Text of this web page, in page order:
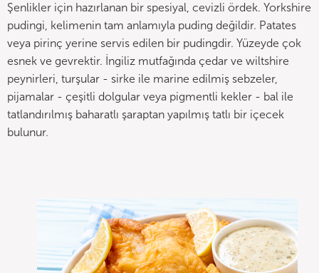
Şenlikler için hazırlanan bir spesiyal, cevizli ördek. Yorkshire
pudingi, kelimenin tam anlamıyla puding değildir. Patates
veya pirinç yerine servis edilen bir pudingdir. Yüzeyde çok
esnek ve gevrektir. İngiliz mutfağında çedar ve wiltshire
peynirleri, turşular - sirke ile marine edilmiş sebzeler,
pijamalar - çeşitli dolgular veya pigmentli kekler - bal ile
tatlandırılmış baharatlı şaraptan yapılmış tatlı bir içecek
bulunur.